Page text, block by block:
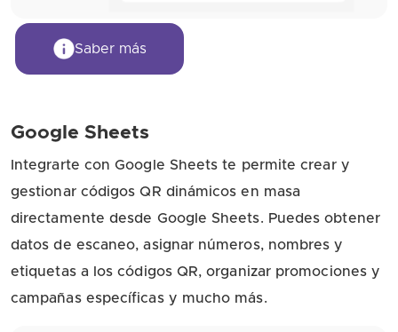
Saber más
Google Sheets
Integrarte con Google Sheets te permite crear y
gestionar códigos QR dinámicos en masa
directamente desde Google Sheets. Puedes obtener
datos de escaneo, asignar números, nombres y
etiquetas a los códigos QR, organizar promociones y
campañas específicas y mucho más.